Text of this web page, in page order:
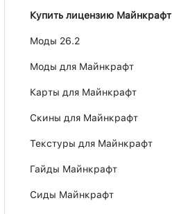
Купить лицензию Майнкрафт
Моды 26.2
Моды для Майнкрафт
Карты для Майнкрафт
Скины для Майнкрафт
Текстуры для Майнкрафт
Гайды Майнкрафт
Сиды Майнкрафт